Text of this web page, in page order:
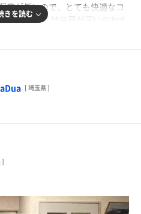
が低いので、とても快適なコ
風呂もここは井戸が深いのか水
、年中気持ち良いです。
室が熱い熱いと訴え、よくよく
のことで笑でした。
ぎるとサ室は閑散とし、アウ
ものんびりさせていただきまし
きを読む
[ 埼玉県 ]
]